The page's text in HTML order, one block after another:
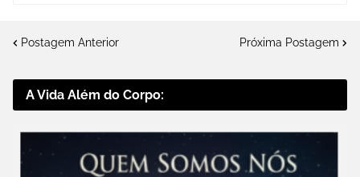
Postagem Anterior Próxima Postagem
A Vida Além do Corpo: